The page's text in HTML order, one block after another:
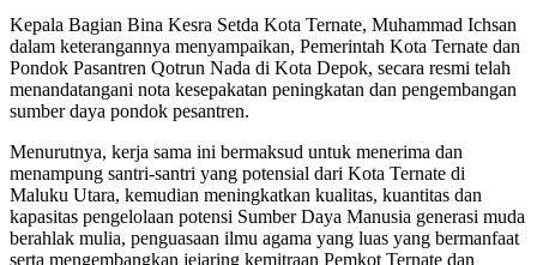
Kepala Bagian Bina Kesra Setda Kota Ternate, Muhammad Ichsan
dalam keterangannya menyampaikan, Pemerintah Kota Ternate dan
Pondok Pasantren Qotrun Nada di Kota Depok, secara resmi telah
menandatangani nota kesepakatan peningkatan dan pengembangan
sumber daya pondok pesantren.
Menurutnya, kerja sama ini bermaksud untuk menerima dan
menampung santri-santri yang potensial dari Kota Ternate di
Maluku Utara, kemudian meningkatkan kualitas, kuantitas dan
kapasitas pengelolaan potensi Sumber Daya Manusia generasi muda
berahlak mulia, penguasaan ilmu agama yang luas yang bermanfaat
serta mengembangkan jejaring kemitraan Pemkot Ternate dan